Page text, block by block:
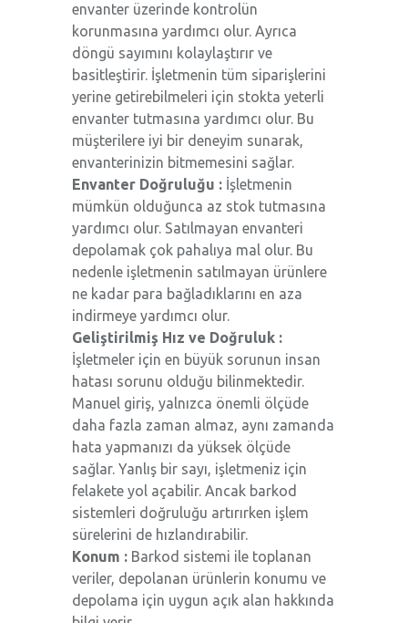
envanter üzerinde kontrolün
korunmasına yardımcı olur. Ayrıca
döngü sayımını kolaylaştırır ve
basitleştirir. İşletmenin tüm siparişlerini
yerine getirebilmeleri için stokta yeterli
envanter tutmasına yardımcı olur. Bu
müşterilere iyi bir deneyim sunarak,
envanterinizin bitmemesini sağlar.
Envanter Doğruluğu : İşletmenin
mümkün olduğunca az stok tutmasına
yardımcı olur. Satılmayan envanteri
depolamak çok pahalıya mal olur. Bu
nedenle işletmenin satılmayan ürünlere
ne kadar para bağladıklarını en aza
indirmeye yardımcı olur.
Geliştirilmiş Hız ve Doğruluk :
İşletmeler için en büyük sorunun insan
hatası sorunu olduğu bilinmektedir.
Manuel giriş, yalnızca önemli ölçüde
daha fazla zaman almaz, aynı zamanda
hata yapmanızı da yüksek ölçüde
sağlar. Yanlış bir sayı, işletmeniz için
felakete yol açabilir. Ancak barkod
sistemleri doğruluğu artırırken işlem
sürelerini de hızlandırabilir.
Konum : Barkod sistemi ile toplanan
veriler, depolanan ürünlerin konumu ve
depolama için uygun açık alan hakkında